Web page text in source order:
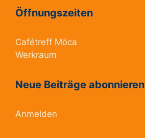
Öffnungszeiten
Cafétreff Möca
Werkraum
Neue Beiträge abonnieren
Anmelden